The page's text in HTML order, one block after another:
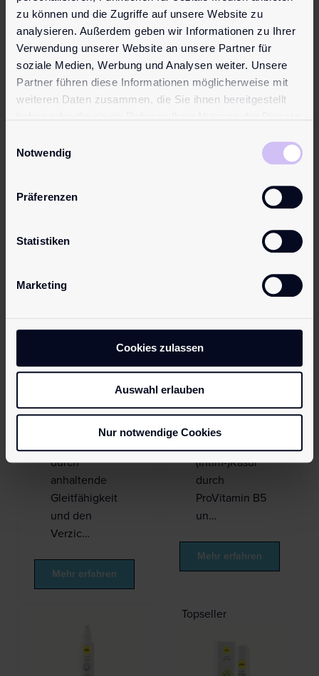
zu können und die Zugriffe auf unsere Website zu
analysieren. Außerdem geben wir Informationen zu Ihrer
Verwendung unserer Website an unsere Partner für
soziale Medien, Werbung und Analysen weiter. Unsere
Partner führen diese Informationen möglicherweise mit
weiteren Daten zusammen, die Sie ihnen bereitgestellt
Notwendig
Präferenzen
Statistiken
Marketing
Cookies zulassen
Auswahl erlauben
Nur notwendige Cookies
lange Gleitf…
Mehr erfahren
Mehr erfahren
24,95€
Sinnlichkeit.
silikonbasierte
Formulierung
durch
anhaltende
Gleitfähigkeit
und den
Verzic…
Mehr erfahren
13,95€
und IHN –
ohne Alkohol
und Parfüm.
Pflegt die
(Intim-)Rasur
durch
ProVitamin B5
un…
Mehr erfahren
Topseller